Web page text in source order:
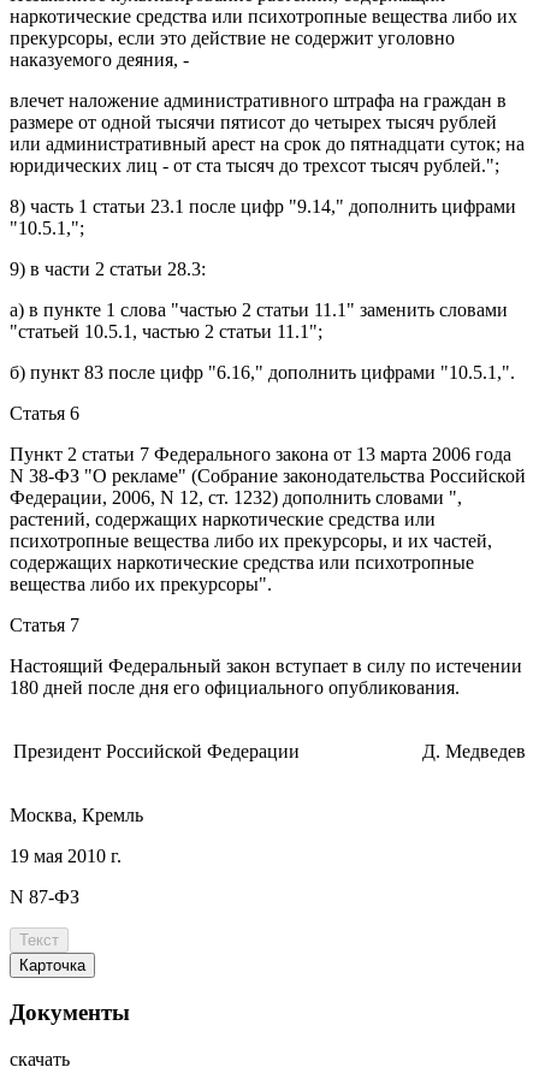
наркотические средства или психотропные вещества либо их
прекурсоры, если это действие не содержит уголовно
наказуемого деяния, -
влечет наложение административного штрафа на граждан в
размере от одной тысячи пятисот до четырех тысяч рублей
или административный арест на срок до пятнадцати суток; на
юридических лиц - от ста тысяч до трехсот тысяч рублей.";
8) часть 1 статьи 23.1 после цифр "9.14," дополнить цифрами
"10.5.1,";
9) в части 2 статьи 28.3:
а) в пункте 1 слова "частью 2 статьи 11.1" заменить словами
"статьей 10.5.1, частью 2 статьи 11.1";
б) пункт 83 после цифр "6.16," дополнить цифрами "10.5.1,".
Статья 6
Пункт 2 статьи 7 Федерального закона от 13 марта 2006 года
N 38-ФЗ "О рекламе" (Собрание законодательства Российской
Федерации, 2006, N 12, ст. 1232) дополнить словами ",
растений, содержащих наркотические средства или
психотропные вещества либо их прекурсоры, и их частей,
содержащих наркотические средства или психотропные
вещества либо их прекурсоры".
Статья 7
Настоящий Федеральный закон вступает в силу по истечении
180 дней после дня его официального опубликования.
Президент Российской Федерации Д. Медведев
Москва, Кремль
19 мая 2010 г.
N 87-ФЗ
Текст
Карточка
Документы
скачать